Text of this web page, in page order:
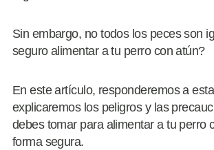
Sin embargo, no todos los peces son
seguro alimentar a tu perro con atún?
En este artículo, responderemos a
explicaremos los peligros y las
debes tomar para alimentar a tu perro
forma segura.